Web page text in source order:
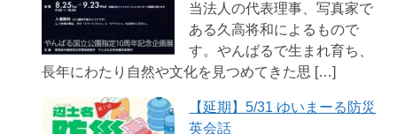
当法人の代表理事、写真家で
ある久高将和によるもので
す。やんばるで生まれ育ち、
長年にわたり自然や文化を見つめてきた思 […]
【延期】5/31 ゆいまーる防災
英会話